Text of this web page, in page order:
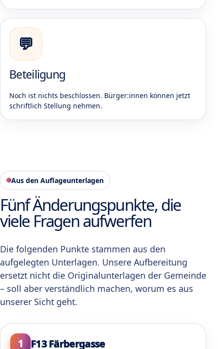
💬
Beteiligung
Noch ist nichts beschlossen. Bürger:innen können jetzt
schriftlich Stellung nehmen.
Aus den Auflageunterlagen
Fünf Änderungspunkte, die
viele Fragen aufwerfen
Die folgenden Punkte stammen aus den
aufgelegten Unterlagen. Unsere Aufbereitung
ersetzt nicht die Originalunterlagen der Gemeinde
– soll aber verständlich machen, worum es aus
unserer Sicht geht.
1 F13 Färbergasse